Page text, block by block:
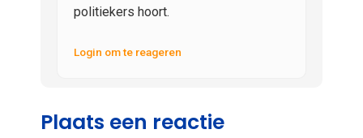
politiekers hoort.
Login om te reageren
Plaats een reactie